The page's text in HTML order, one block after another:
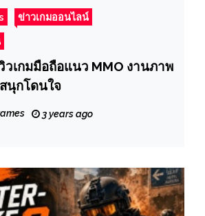
ข่าวเกมออนไลน์
วเกมมือถือแนว MMO งานภาพ
นุกโดนใจ
3 years ago